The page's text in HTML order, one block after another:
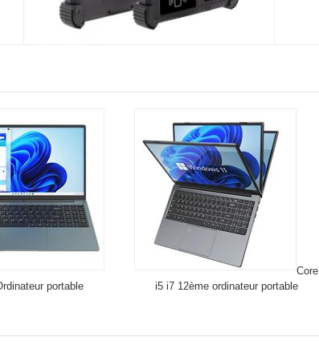
portable
Core
i5 i7 12ème ordinateur portable